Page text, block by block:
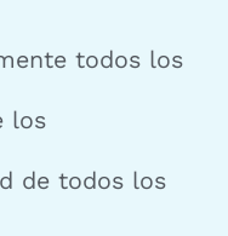
todos los
los
de todos los